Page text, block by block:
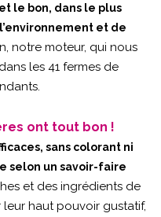
le bon, dans le plus
et de
notre moteur, qui nous
les 41 fermes de
ont tout bon !
sans colorant ni
selon un savoir-faire
et des ingrédients de
haut pouvoir gustatif,